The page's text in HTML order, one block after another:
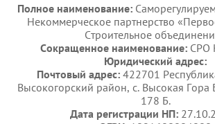
Полное наименование:
Некоммерческое партнерство
Строительное
Сокращенное наименование: СРО
Юридический адрес:
Почтовый адрес: 422701
Высокогорский район, с. Высокая Гора
178 Б.
Дата регистрации НП: